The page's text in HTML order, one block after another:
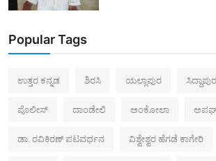
Popular Tags
ಉತ್ತರ ಕನ್ನಡ ಶಿರಸಿ ಯಲ್ಲಾಪುರ ಸಿದ್ದಾಪುರ
ಪೊಲೀಸ್‌ ದಾಂಡೇಲಿ ಅಂಕೋಲಾ
ಡಾ. ರವಿಕಿರಣ್ ಪಟವರ್ಧನ ವಿಶ್ವೇಶ್ವರ ಹೆಗಡೆ ಕಾಗೇರಿ